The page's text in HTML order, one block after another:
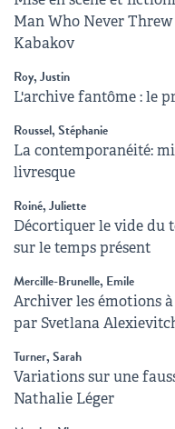
Man Who Never
Kabakov
Roy, Justin
L'archive fantôme : le
Roussel, Stéphanie
La contemporanéité:
livresque
Roiné, Juliette
Décortiquer le vide du
sur le temps présent
Mercille-Brunelle, Emile
Archiver les émotions
par Svetlana
Turner, Sarah
Variations sur une
Nathalie Léger